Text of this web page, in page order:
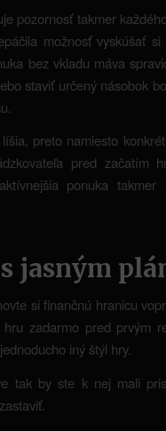
pozornosť takmer
možnosť vyskúšať
bez vkladu máva
staviť určený násobok
preto namiesto
pred začatím
ponuka
jasným
si finančnú hranicu
zadarmo pred prvým
iný štýl hry.
tak by ste k nej mali